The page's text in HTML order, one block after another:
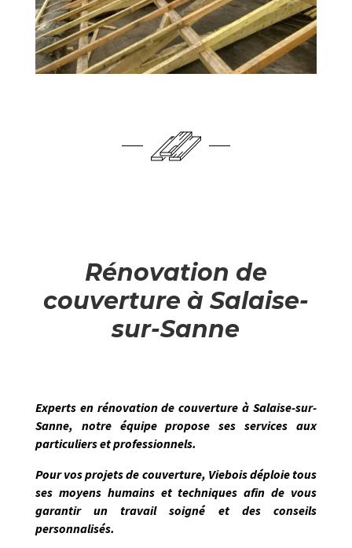
Rénovation de
couverture à Salaise-
sur-Sanne
Experts en rénovation de couverture àSalaise-sur-
Sanne, notre équipe propose ses services aux
particuliers et professionnels.
Pour vos projets de couverture, Vieboisdéploie tous
ses moyens humains et techniques afin de vous
garantir un travail soigné et des conseils
personnalisés.